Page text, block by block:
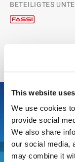
This website
We use cookies
provide social
We also share
our social media,
may combine it
BETEILIGTES